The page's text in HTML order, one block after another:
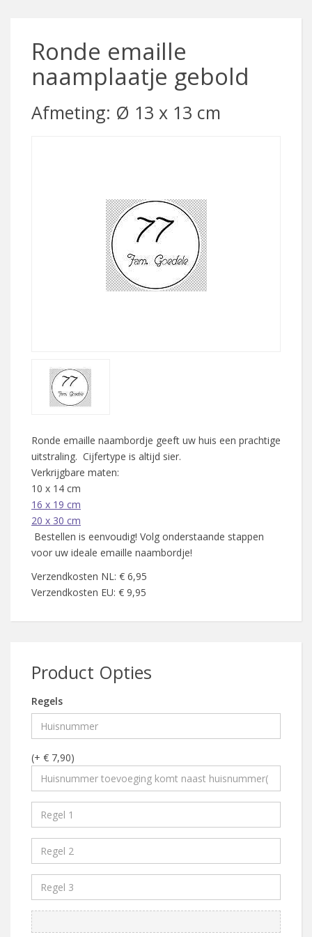
Ronde emaille
naamplaatje gebold
Afmeting: Ø 13 x 13 cm
Ronde emaille naambordje geeft uw huis een prachtige
uitstraling. Cijfertype is altijd sier.
Verkrijgbare maten:
10 x 14 cm
16 x 19 cm
20 x 30 cm
Bestellen is eenvoudig! Volg onderstaande stappen
voor uw ideale emaille naambordje!
Verzendkosten NL: € 6,95
Verzendkosten EU: € 9,95
Product Opties
Regels
(+ € 7,90)